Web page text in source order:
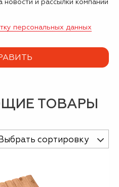
персональных данных
ТОВАРЫ
сортировку